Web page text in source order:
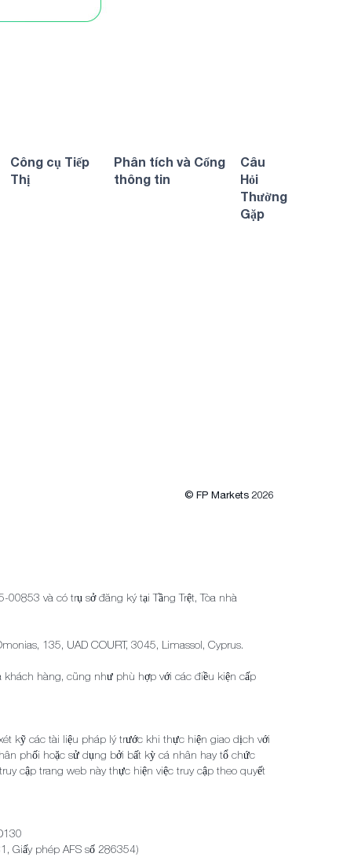
Công cụ Tiếp
Thị
Phân tích và Cổng
thông tin
Câu
Hỏi
Thường
Gặp
© FP Markets 2026
và có trụ sở đăng ký tại Tầng Trệt, Tòa nhà
135, UAD COURT, 3045, Limassol, Cyprus.
hàng, cũng như phù hợp với các điều kiện cấp
kỹ các tài liệu pháp lý trước khi thực hiện giao dịch với
phối hoặc sử dụng bởi bất kỳ cá nhân hay tổ chức
cập trang web này thực hiện việc truy cập theo quyết
Giấy phép AFS số 286354)